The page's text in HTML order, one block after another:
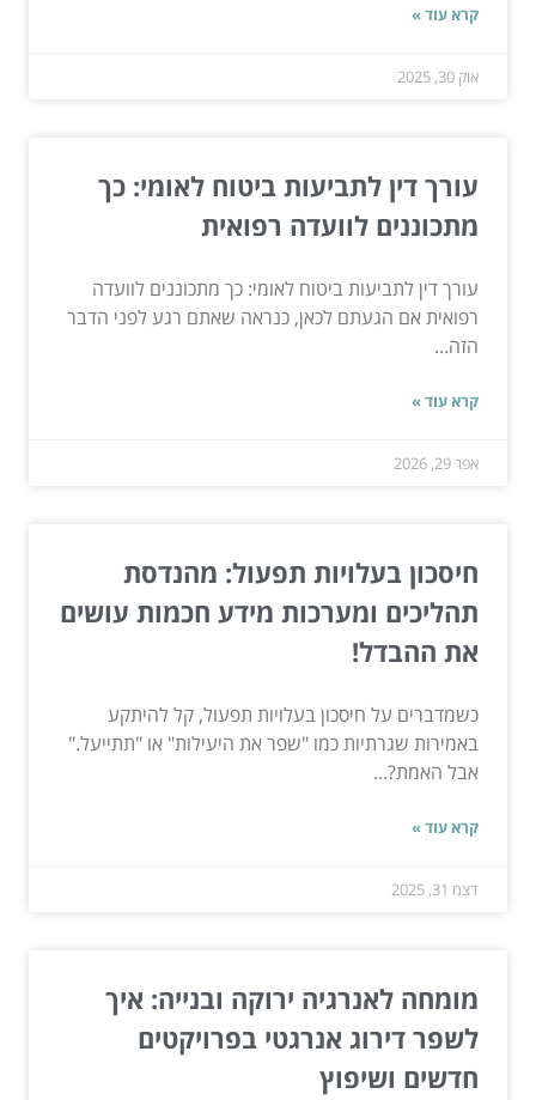
קרא עוד »
אוק 30, 2025
עורך דין לתביעות ביטוח לאומי: כך
מתכוננים לוועדה רפואית
עורך דין לתביעות ביטוח לאומי: כך מתכוננים לוועדה
רפואית אם הגעתם לכאן, כנראה שאתם רגע לפני הדבר
הזה...
קרא עוד »
אפר 29, 2026
חיסכון בעלויות תפעול: מהנדסת
תהליכים ומערכות מידע חכמות עושים
את ההבדל!
כשמדברים על חיסכון בעלויות תפעול, קל להיתקע
באמירות שגרתיות כמו "שפר את היעילות" או "תתייעל."
אבל האמת?...
קרא עוד »
דצמ 31, 2025
מומחה לאנרגיה ירוקה ובנייה: איך
לשפר דירוג אנרגטי בפרויקטים
חדשים ושיפוץ